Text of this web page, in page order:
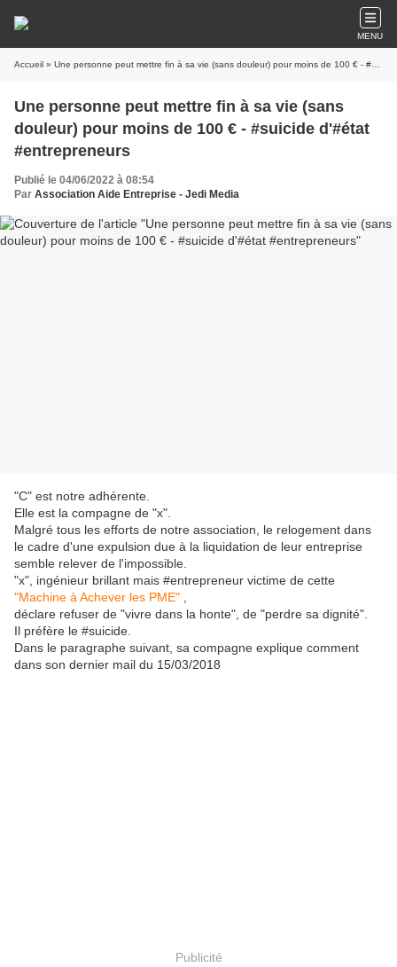
MENU
Accueil » Une personne peut mettre fin à sa vie (sans douleur) pour moins de 100 € - #suicide d'#état #entrepreneurs
Une personne peut mettre fin à sa vie (sans
douleur) pour moins de 100 € - #suicide d'#état
#entrepreneurs
Publié le 04/06/2022 à 08:54
Par Association Aide Entreprise - Jedi Media
"C" est notre adhérente.
Elle est la compagne de "x".
Malgré tous les efforts de notre association, le relogement dans
le cadre d'une expulsion due à la liquidation de leur entreprise
semble relever de l'impossible.
"x", ingénieur brillant mais #entrepreneur victime de cette
"Machine à Achever les PME"
déclare refuser de "vivre dans la honte", de "perdre sa dignité".
Il préfère le #suicide.
Dans le paragraphe suivant, sa compagne explique comment
dans son dernier mail du 15/03/2018
Publicité